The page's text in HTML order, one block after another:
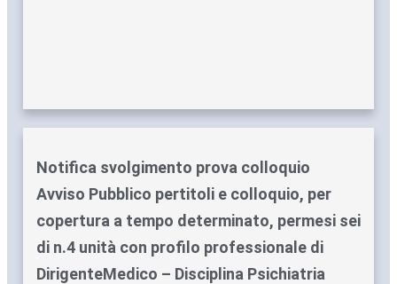
Notifica svolgimento prova colloquio
Avviso Pubblico pertitoli e colloquio, per
copertura a tempo determinato, permesi sei
di n.4 unità con profilo professionale di
DirigenteMedico – Disciplina Psichiatria